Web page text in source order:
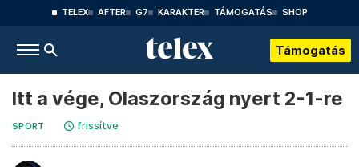
TELEX AFTER G7 KARAKTER TÁMOGATÁS SHOP
Támogatás
Itt a vége, Olaszország nyert 2-1-re
SPORT frissítve